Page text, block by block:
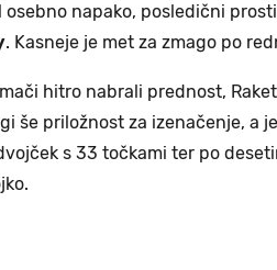
osebno napako, posledični
. Kasneje je met za zmago po
hitro nabrali prednost,
še priložnost za izenačenje, a
s 33 točkami ter po